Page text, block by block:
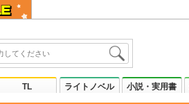
TL ライトノベル 小説・実用書